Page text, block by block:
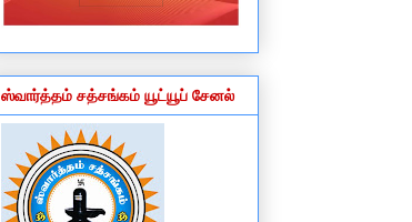
ஸ்வார்த்தம் சத்சங்கம் யூட்யூப் சேனல்